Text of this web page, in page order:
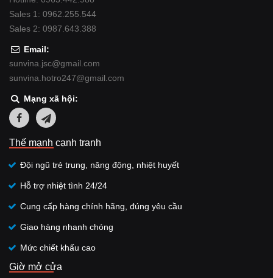
Sales 1: 0962.255.544
Sales 2: 0987.643.388
Email:
sunvina.jsc@gmail.com
sunvina.hotro247@gmail.com
Mạng xã hội:
Thế mạnh cạnh tranh
Đội ngũ trẻ trung, năng động, nhiệt huyết
Hỗ trợ nhiệt tình 24/24
Cung cấp hàng chính hãng, đúng yêu cầu
Giao hàng nhanh chóng
Mức chiết khấu cao
Giờ mở cửa